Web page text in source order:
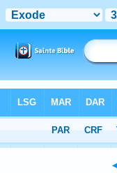
> Exode 34